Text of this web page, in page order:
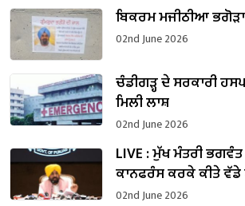
ਬਿਕਰਮ ਮਜੀਠੀਆ
02nd June 2026
ਚੰਡੀਗੜ੍ਹ ਦੇ ਸਰਕਾਰੀ
ਮਿਲੀ ਲਾਸ਼
02nd June 2026
LIVE : ਮੁੱਖ ਮੰਤਰੀ ਭਗਵੰਤ
ਕਾਨਫਰੰਸ ਕਰਕੇ ਕੀਤੇ
02nd June 2026